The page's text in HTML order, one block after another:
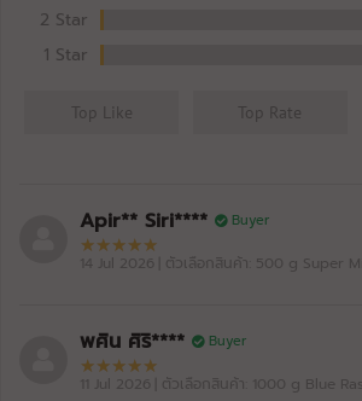
2 Star
1 Star
Top Like Top Rate
Apir** Siri**** Buyer
14 Jul 2026 | ตัวเลือกสินค้า: 500 g Super
พศิน ศิริ**** Buyer
11 Jul 2026 | ตัวเลือกสินค้า: 1000 g Blue